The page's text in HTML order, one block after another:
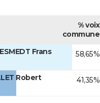
% voix
commune
Frans 58,65%
Robert 41,35%